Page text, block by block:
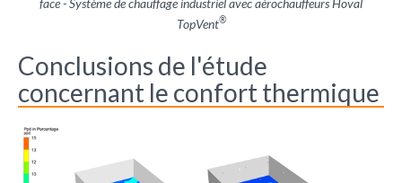
TopVent®
Conclusions de l'étude
concernant le confort thermique